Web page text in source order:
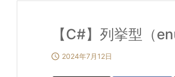
【C#】列挙型（
 2024年7月12日